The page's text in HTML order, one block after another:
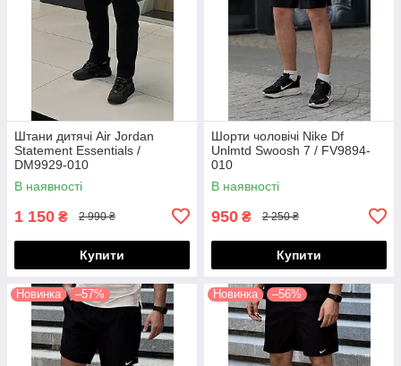
Штани дитячі Air Jordan
Statement Essentials /
DM9929-010
(Розміри:M,L,XL,XXL)
В наявності
1 150 ₴ 2 990 ₴
Купити
Шорти чоловічі Nike Df
Unlmtd Swoosh 7 / FV9894-
010
В наявності
950 ₴ 2 250 ₴
Купити
Новинка –57% Новинка –56%